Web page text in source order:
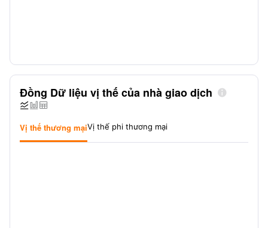
Đồng Dữ liệu vị thế của nhà giao dịch

 
Vị thế thương mạiVị thế phi thương mại